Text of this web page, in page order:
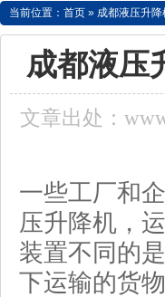
当前位置： 首页 » 成都液压升
成都液压
文章出处：
一些工厂和
压升降机，
装置不同的
下运输的货